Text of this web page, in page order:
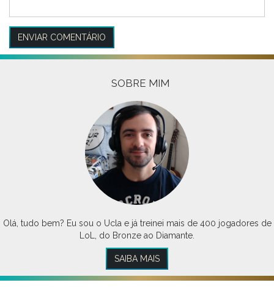
SOBRE MIM
Olá, tudo bem? Eu sou o Ucla e já treinei mais de 400 jogadores de
LoL, do Bronze ao Diamante.
SAIBA MAIS